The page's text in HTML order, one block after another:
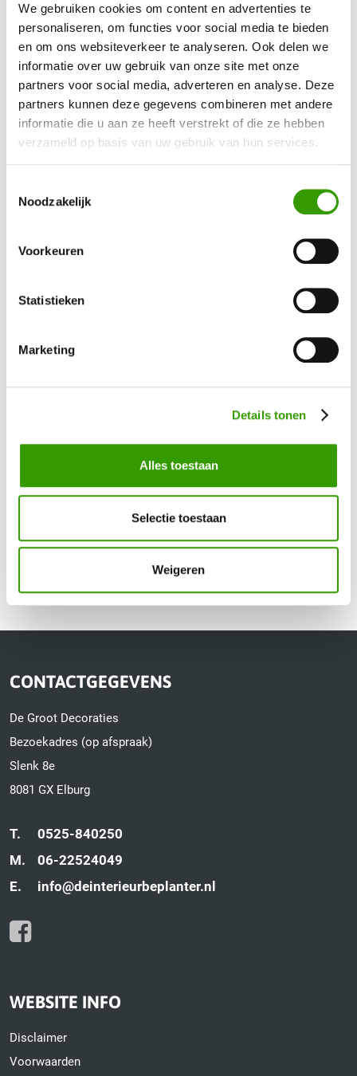
We gebruiken cookies om content en advertenties te
personaliseren, om functies voor social media te bieden
en om ons websiteverkeer te analyseren. Ook delen we
informatie over uw gebruik van onze site met onze
partners voor social media, adverteren en analyse. Deze
partners kunnen deze gegevens combineren met andere
informatie die u aan ze heeft verstrekt of die ze hebben
verzameld op basis van uw gebruik van hun services.
Noodzakelijk
Voorkeuren
Statistieken
Marketing
Details tonen
Alles toestaan
Selectie toestaan
Weigeren
BEN JE GEÏNTERESSEERD GERAAKT IN ONZE
KUNSTPLANTEN?
Neem contact op, dan helpen we je graag direct verder
Ja, ik wil meer informatie!
Naam*
CONTACTGEGEVENS
De Groot Decoraties
Bezoekadres (op afspraak)
Slenk 8e
8081 GX Elburg
T.
0525-840250
M.
06-22524049
E.
info@deinterieurbeplanter.nl
WEBSITE INFO
Disclaimer
Voorwaarden